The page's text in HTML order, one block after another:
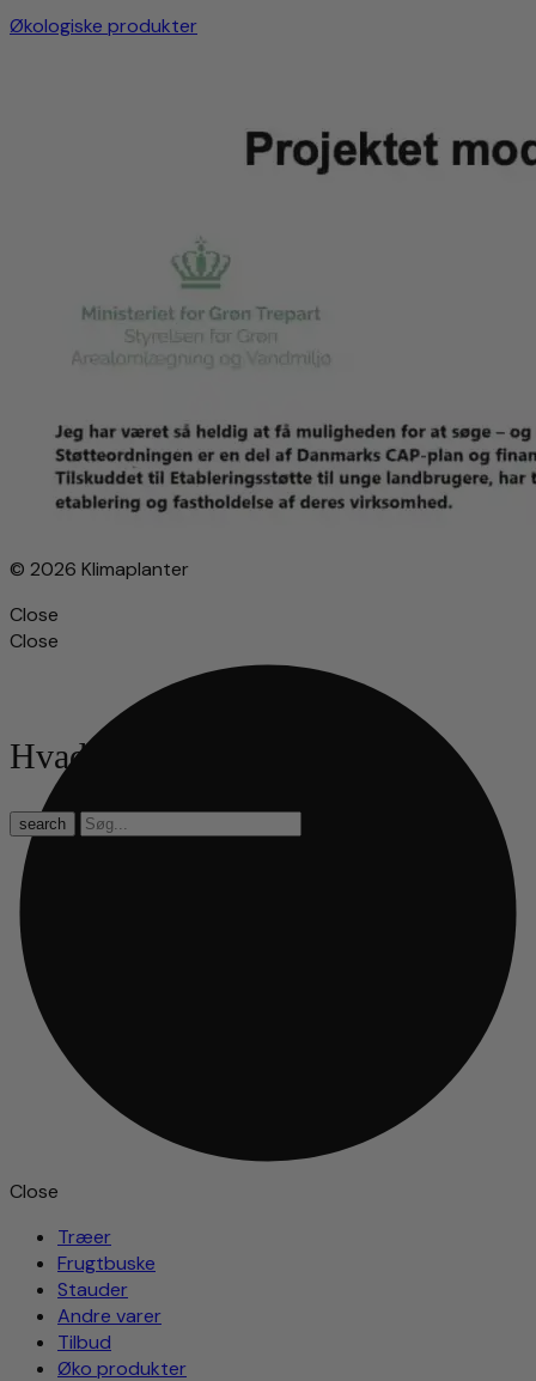
Økologiske produkter
© 2026 Klimaplanter
Close
Close
Hvad leder du efter?
search
Close
Træer
Frugtbuske
Stauder
Andre varer
Tilbud
Øko produkter